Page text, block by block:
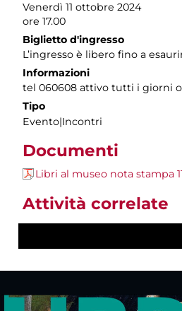
Venerdì 11 ottobre 2024
ore 17.00
Biglietto d'ingresso
L’ingresso è libero fino a
Informazioni
tel 060608 attivo tutti i giorni
Tipo
Evento|Incontri
Documenti
Libri al museo nota stampa
Attività correlate